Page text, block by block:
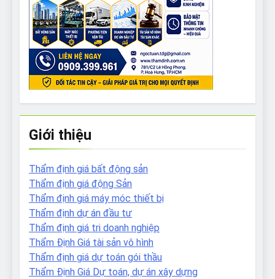
Giới thiệu
Thẩm định giá bất động sản
Thẩm định giá động Sản
Thẩm định giá máy móc thiết bị
Thẩm định dự án đầu tư
Thẩm định giá tri doanh nghiệp
Thẩm Định Giá tài sản vô hình
Thẩm định giá dự toán gói thầu
Thẩm Định Giá Dự toán, dự án xây dựng